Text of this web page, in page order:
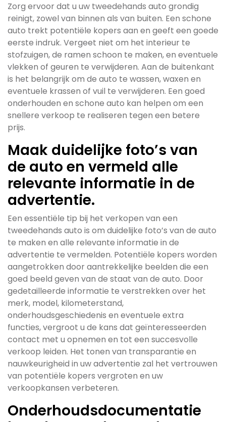
Zorg ervoor dat u uw tweedehands auto grondig
reinigt, zowel van binnen als van buiten. Een schone
auto trekt potentiële kopers aan en geeft een goede
eerste indruk. Vergeet niet om het interieur te
stofzuigen, de ramen schoon te maken, en eventuele
vlekken of geuren te verwijderen. Aan de buitenkant
is het belangrijk om de auto te wassen, waxen en
eventuele krassen of vuil te verwijderen. Een goed
onderhouden en schone auto kan helpen om een
snellere verkoop te realiseren tegen een betere
prijs.
Maak duidelijke foto’s van
de auto en vermeld alle
relevante informatie in de
advertentie.
Een essentiële tip bij het verkopen van een
tweedehands auto is om duidelijke foto’s van de auto
te maken en alle relevante informatie in de
advertentie te vermelden. Potentiële kopers worden
aangetrokken door aantrekkelijke beelden die een
goed beeld geven van de staat van de auto. Door
gedetailleerde informatie te verstrekken over het
merk, model, kilometerstand,
onderhoudsgeschiedenis en eventuele extra
functies, vergroot u de kans dat geïnteresseerden
contact met u opnemen en tot een succesvolle
verkoop leiden. Het tonen van transparantie en
nauwkeurigheid in uw advertentie zal het vertrouwen
van potentiële kopers vergroten en uw
verkoopkansen verbeteren.
Onderhoudsdocumentatie